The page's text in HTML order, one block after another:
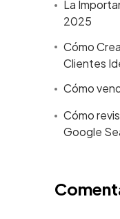
La
2025
Cómo
Clientes
Cómo
Cómo
Google